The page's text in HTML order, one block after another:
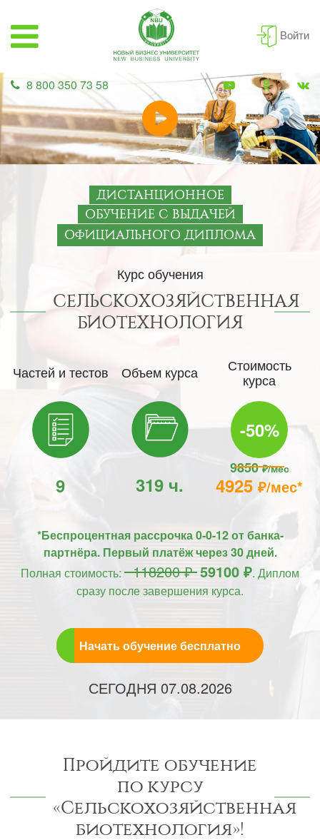
Войти
8 800 350 73 58
ДИСТАНЦИОННОЕ
ОБУЧЕНИЕ С ВЫДАЧЕЙ
ОФИЦИАЛЬНОГО ДИПЛОМА
Курс обучения
СЕЛЬСКОХОЗЯЙСТВЕННАЯ
БИОТЕХНОЛОГИЯ
Частей и тестов
9
Объем курса
319 ч.
Стоимость
курса
-50%
9850₽/мес
4925₽/мес*
*Беспроцентная рассрочка 0-0-12 от банка-
партнёра. Первый платёж через 30 дней.
Полная стоимость: 118200 ₽59100 ₽. Диплом
сразу после завершения курса.
Начать обучение бесплатно
СЕГОДНЯ 07.08.2026
Пройдите обучение
по курсу
«Сельскохозяйственная
биотехнология»!